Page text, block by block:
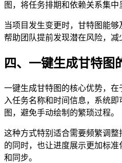
图，将任务排期和依赖关系集中
当项目发生变更时，甘特图能够
帮助团队提前发现潜在风险，减
四、一键生成甘特图
一键生成甘特图的核心优势，
入任务名称和时间信息，系统
图，避免手动绘制的繁琐过程。
这种方式特别适合需要频繁调
的同时，也让进度展示更加标
和同步。